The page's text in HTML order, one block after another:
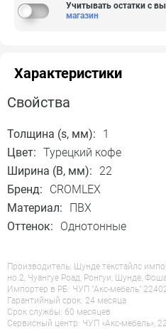
Учитывать остатки с
магазин
Характеристики
Свойства
Толщина (s, мм):
1
Цвет: Турецкий кофе
Ширина (B, мм):
22
Бренд:
CROMLEX
Материал:
ПВХ
Оттенок:
Однотонные
Производитель: Шунде текстайлс
но.2, Чуангуе Роад, Ронгуи, Шунде,
Импортер в РБ: ЧУП "Акс-мебель"
Гарантийный срок: 24 месяца
Срок службы: 60 месяцев
Сервисный центр: ЧУП «Акс-мебель»,